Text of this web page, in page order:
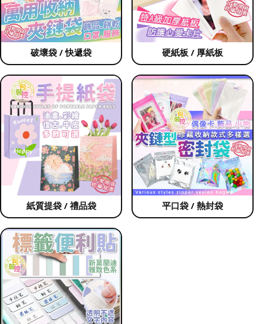
破壞袋 / 快遞袋 硬紙板 / 厚紙板
紙質提袋 / 禮品袋 平口袋 / 熱封袋